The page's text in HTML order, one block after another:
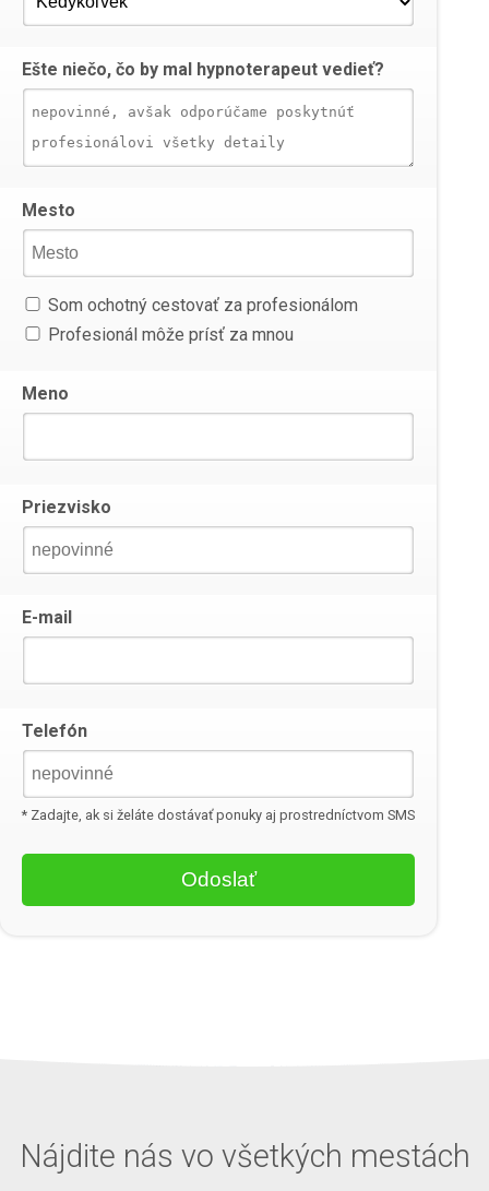
Ešte niečo, čo by mal hypnoterapeut vedieť?
Mesto
Som ochotný cestovať za profesionálom
Profesionál môže prísť za mnou
Meno
Priezvisko
E-mail
Telefón
* Zadajte, ak si želáte dostávať ponuky aj prostredníctvom SMS
Nájdite nás vo všetkých mestách